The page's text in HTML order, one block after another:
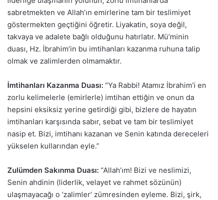
sabretmekten ve Allah’ın emirlerine tam bir teslimiyet
göstermekten geçtiğini öğretir. Liyakatin, soya değil,
takvaya ve adalete bağlı olduğunu hatırlatır. Mü’minin
duası, Hz. İbrahim’in bu imtihanları kazanma ruhuna talip
olmak ve zalimlerden olmamaktır.
İmtihanları Kazanma Duası: “Ya Rabbi! Atamız İbrahim’i en
zorlu kelimelerle (emirlerle) imtihan ettiğin ve onun da
hepsini eksiksiz yerine getirdiği gibi, bizlere de hayatın
imtihanları karşısında sabır, sebat ve tam bir teslimiyet
nasip et. Bizi, imtihanı kazanan ve Senin katında dereceleri
yükselen kullarından eyle.”
Zulümden Sakınma Duası: “Allah’ım! Bizi ve neslimizi,
Senin ahdinin (liderlik, velayet ve rahmet sözünün)
ulaşmayacağı o ‘zalimler’ zümresinden eyleme. Bizi, şirk,